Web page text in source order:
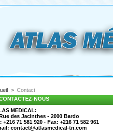
> Contact
NOUS
MEDICAL:
des Jacinthes - 2000 Bardo
+216 71 581 920 - Fax: +216 71 582 961
contact@atlasmedical-tn.com